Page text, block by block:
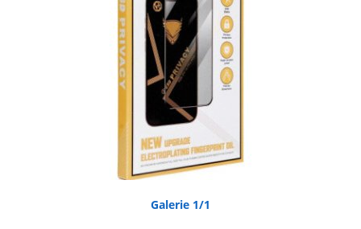
Galerie 1/1